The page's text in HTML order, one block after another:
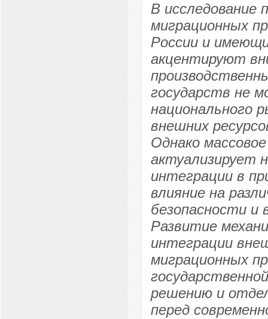
В исследование
миграционных
России и
акцентируют
государств не
национального
внешних
Однако
актуализирует
интеграции в
влияние на
безопасности и
Развитие
интеграции
миграционных
решению и
перед